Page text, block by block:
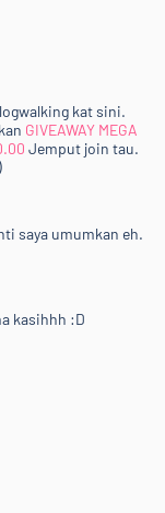
kat sini.
GIVEAWAY MEGA
Jemput join tau.
saya umumkan eh.
kasihhh :D